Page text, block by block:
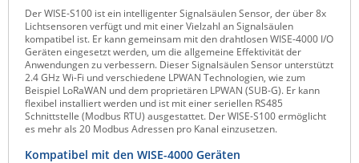
Server Technology
Siretta
SIRIO Antenne
Sunbird
Tactical Software
Der WISE-S100 ist ein intelligenter Signalsäulen Sensor, der über 8x
Lichtsensoren verfügt und mit einer Vielzahl an Signalsäulen
kompatibel ist. Er kann gemeinsam mit den drahtlosen WISE-4000 I/O
Geräten eingesetzt werden, um die allgemeine Effektivität der
Anwendungen zu verbessern. Dieser Signalsäulen Sensor unterstützt
2.4 GHz Wi-Fi und verschiedene LPWAN Technologien, wie zum
Beispiel LoRaWAN und dem proprietären LPWAN (SUB-G). Er kann
flexibel installiert werden und ist mit einer seriellen RS485
Schnittstelle (Modbus RTU) ausgestattet. Der WISE-S100 ermöglicht
es mehr als 20 Modbus Adressen pro Kanal einzusetzen.
Kompatibel mit den WISE-4000 Geräten